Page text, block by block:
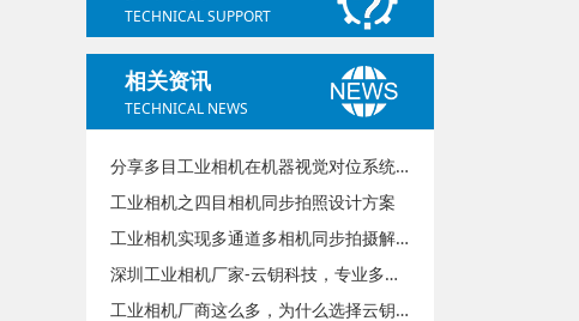
TECHNICAL SUPPORT
相关资讯
TECHNICAL NEWS
分享多目工业相机在机器视觉对位系统贴合中的实际应用
工业相机之四目相机同步拍照设计方案
工业相机实现多通道多相机同步拍摄解决方案
深圳工业相机厂家-云钥科技，专业多目相机定制方案服务商
工业相机厂商这么多，为什么选择云钥科技？